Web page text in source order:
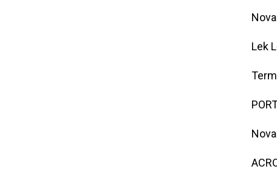
Lek